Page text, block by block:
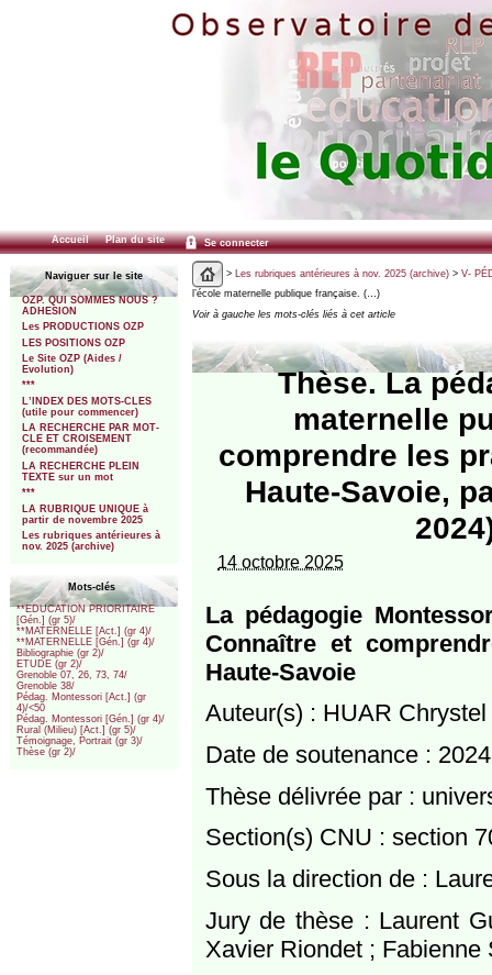
Accueil Plan du site Se connecter
Naviguer sur le site
OZP. QUI SOMMES NOUS ?
ADHESION
Les PRODUCTIONS OZP
LES POSITIONS OZP
Le Site OZP (Aides /
Evolution)
***
L’INDEX DES MOTS-CLES
(utile pour commencer)
LA RECHERCHE PAR MOT-
CLE ET CROISEMENT
(recommandée)
LA RECHERCHE PLEIN
TEXTE sur un mot
***
LA RUBRIQUE UNIQUE à
partir de novembre 2025
Les rubriques antérieures à
nov. 2025 (archive)
Mots-clés
**EDUCATION PRIORITAIRE
[Gén.] (gr 5)/
**MATERNELLE [Act.] (gr 4)/
**MATERNELLE [Gén.] (gr 4)/
Bibliographie (gr 2)/
ETUDE (gr 2)/
Grenoble 07, 26, 73, 74/
Grenoble 38/
Pédag. Montessori [Act.] (gr
4)/<50
Pédag. Montessori [Gén.] (gr 4)/
Rural (Milieu) [Act.] (gr 5)/
Témoignage, Portrait (gr 3)/
Thèse (gr 2)/
> Les rubriques antérieures à nov. 2025 (archive)> V-
l’école maternelle publique française. (…)
Voir à gauche les mots-clés liés à cet article
Thèse. La
maternelle
comprendre les
Haute-Savoie,
14 octobre 2025
La pédagogie
Connaître et
Haute-Savoie
Auteur(s) : HUAR Chrystel
Date de soutenance : 2024
Thèse délivrée par :
Section(s) CNU : section
Sous la direction de :
Jury de thèse : Laurent
Xavier Riondet ;